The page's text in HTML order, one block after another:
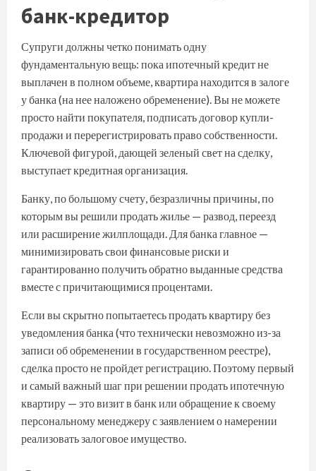
банк-кредитор
Супруги должны четко понимать одну
фундаментальную вещь: пока ипотечный кредит не
выплачен в полном объеме, квартира находится в залоге
у банка (на нее наложено обременение). Вы не можете
просто найти покупателя, подписать договор купли-
продажи и перерегистрировать право собственности.
Ключевой фигурой, дающей зеленый свет на сделку,
выступает кредитная организация.
Банку, по большому счету, безразличны причины, по
которым вы решили продать жилье — развод, переезд
или расширение жилплощади. Для банка главное —
минимизировать свои финансовые риски и
гарантированно получить обратно выданные средства
вместе с причитающимися процентами.
Если вы скрытно попытаетесь продать квартиру без
уведомления банка (что технически невозможно из-за
записи об обременении в государственном реестре),
сделка просто не пройдет регистрацию. Поэтому первый
и самый важный шаг при решении продать ипотечную
квартиру — это визит в банк или обращение к своему
персональному менеджеру с заявлением о намерении
реализовать залоговое имущество.